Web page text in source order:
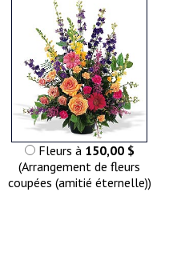
Fleurs à 150,00 $
(Arrangement de fleurs
coupées (amitié éternelle))